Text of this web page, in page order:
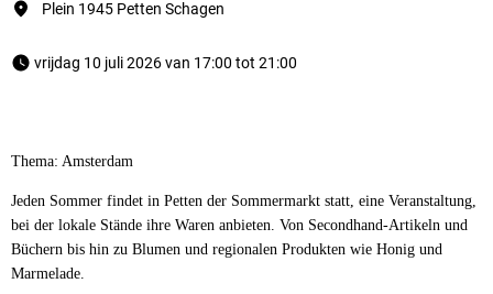
Plein 1945 Petten Schagen
vrijdag 10 juli 2026 van 17:00 tot 21:00
Thema: Amsterdam
Jeden Sommer findet in Petten der Sommermarkt statt, eine Veranstaltung,
bei der lokale Stände ihre Waren anbieten. Von Secondhand-Artikeln und
Büchern bis hin zu Blumen und regionalen Produkten wie Honig und
Marmelade.